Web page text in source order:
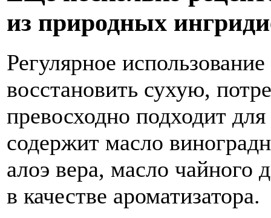
из природных
Регулярное
восстановить сухую,
превосходно подходит
содержит масло
алоэ вера, масло чайного
в качестве ароматизатора.